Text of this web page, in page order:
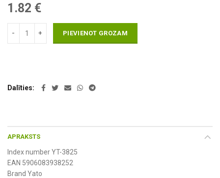
1.82 €
PIEVIENOT GROZAM
Dalīties
APRAKSTS
Index number YT-3825
EAN 5906083938252
Brand Yato